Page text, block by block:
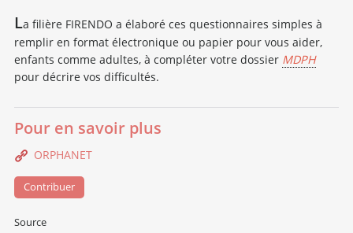
La filière FIRENDO a élaboré ces questionnaires simples à
remplir en format électronique ou papier pour vous aider,
enfants comme adultes, à compléter votre dossier MDPH
pour décrire vos difficultés.
Pour en savoir plus
ORPHANET
Contribuer
Source